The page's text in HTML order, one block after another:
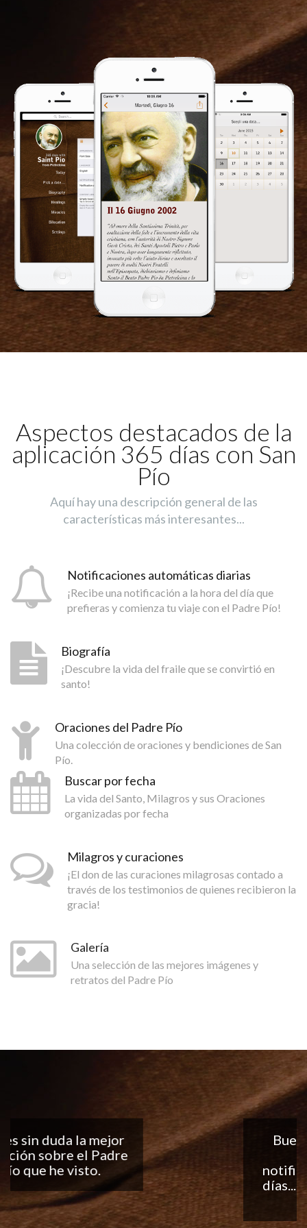
Aspectos destacados de la
aplicación 365 días con San
Pío
Aquí hay una descripción general de las
características más interesantes...
Notificaciones automáticas diarias
¡Recibe una notificación a la hora del día que
prefieras y comienza tu viaje con el Padre Pío!
Biografía
¡Descubre la vida del fraile que se convirtió en
santo!
Oraciones del Padre Pío
Una colección de oraciones y bendiciones de San
Pío.
Buscar por fecha
La vida del Santo, Milagros y sus Oraciones
organizadas por fecha
Milagros y curaciones
¡El don de las curaciones milagrosas contado a
través de los testimonios de quienes recibieron la
gracia!
Galería
Una selección de las mejores imágenes y
retratos del Padre Pío
Buena aplicación, me
encantan las
notificaciones todos los
días... ¡Sigan con el buen
trabajo!